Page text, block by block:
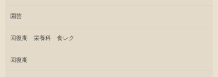
園芸
回復期 栄養科 食レク
回復期